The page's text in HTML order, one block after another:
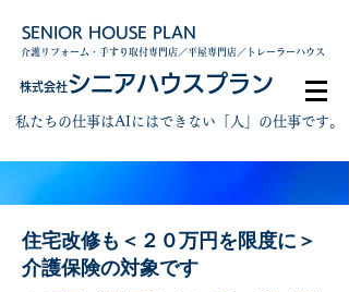
SENIOR HOUSE PLAN
介護リフォーム・手すり取付専門店／平屋専門店／トレーラーハウス
株式会社シニアハウスプラン
私たちの仕事はAIにはできない「人」の仕事です。
住宅改修も＜２０万円を限度に＞
介護保険の対象です